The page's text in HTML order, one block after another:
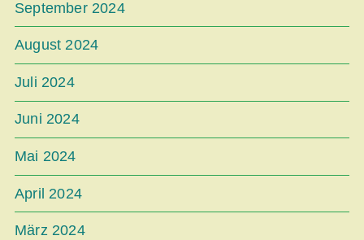
September 2024
August 2024
Juli 2024
Juni 2024
Mai 2024
April 2024
März 2024